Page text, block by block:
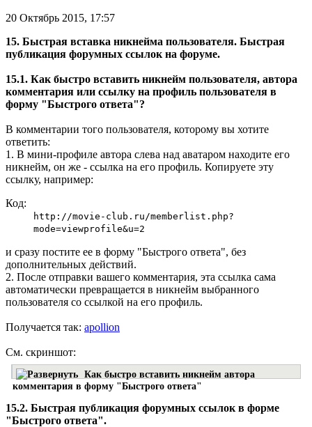
20 Октябрь 2015, 17:57
15. Быстрая вставка никнейма пользователя. Быстрая
публикация форумных ссылок на форуме.
15.1. Как быстро вставить никнейм пользователя, автора
комментария или ссылку на профиль пользователя в
форму "Быстрого ответа"?
В комментарии того пользователя, которому вы хотите
ответить:
1. В мини-профиле автора слева над аватаром находите его
никнейм, он же - ссылка на его профиль. Копируете эту
ссылку, например:
Код:
http://movie-club.ru/memberlist.php?
mode=viewprofile&u=2
и сразу постите ее в форму "Быстрого ответа", без
дополнительных действий.
2. После отправки вашего комментария, эта ссылка сама
автоматически превращается в никнейм выбранного
пользователя со ссылкой на его профиль.
Получается так: apollion
См. скриншот:
Как быстро вставить никнейм автора
комментария в форму "Быстрого ответа"
15.2. Быстрая публикация форумных ссылок в форме
"Быстрого ответа".